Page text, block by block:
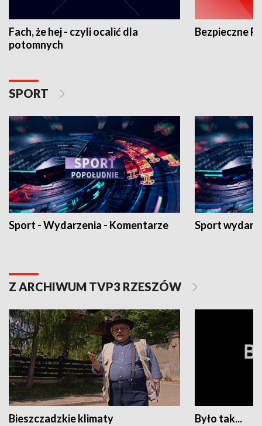
Fach, że hej - czyli ocalić dla
potomnych
Bezpieczne
SPORT
Sport - Wydarzenia - Komentarze Sport
Z ARCHIWUM TVP3 RZESZÓW
Bieszczadzkie klimaty Było tak...